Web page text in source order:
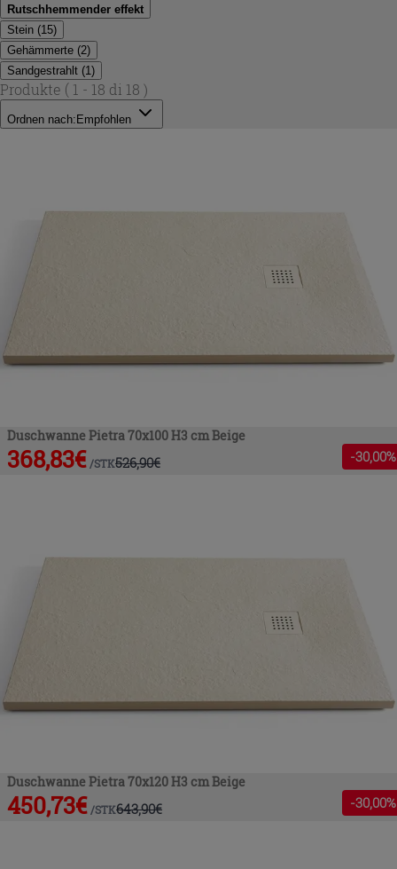
Rutschhemmender effekt
Stein (15)
Gehämmerte (2)
Sandgestrahlt (1 )
Produkte ( 1 - 18 di 18 )
Ordnen nach: Empfohlen
Duschwanne Pietra 70x100 H3 cm Beige
368,83€ /STK526,90€ -30,00%
Duschwanne Pietra 70x120 H3 cm Beige
450,73€ /STK643,90€ -30,00%